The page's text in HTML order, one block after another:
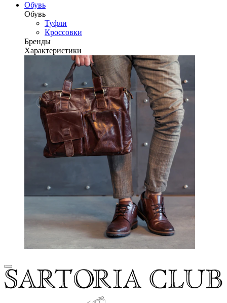
Обувь
Обувь
Туфли
Кроссовки
Бренды
Характеристики